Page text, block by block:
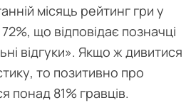
місяць рейтинг гри у
що відповідає позначці
відгуки». Якщо ж дивитися
то позитивно про
понад 81% гравців.